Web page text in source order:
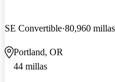
SE Convertible 80,960 millas
Portland, OR
44 millas